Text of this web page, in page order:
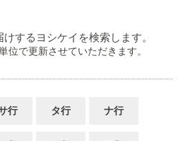
するヨシケイを検索します。
で更新させていただきます。
行 タ行 ナ行